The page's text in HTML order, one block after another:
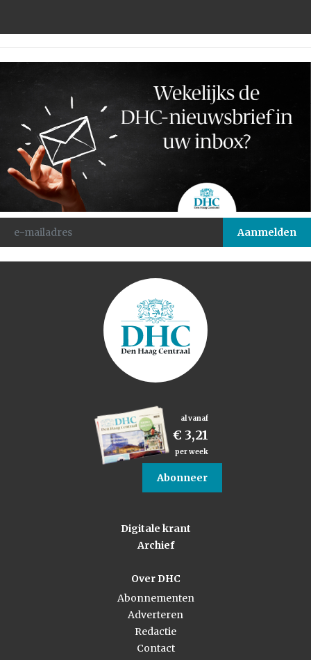
al vanaf
€ 3,21
per week
Abonneer
Digitale krant
Archief
Over DHC
Abonnementen
Adverteren
Redactie
Contact